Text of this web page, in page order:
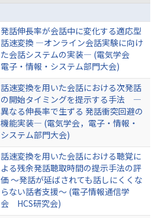
発話伸長率が会話中に変化する適応型
話速変換 ―オンライン会話実験に向け
た会話システムの実装― (電気学会
電子・情報・システム部門大会)
話速変換を用いた会話における次発話
の開始タイミングを提示する手法 ―
異なる伸長率で生ずる 発話衝突回避の
機能実装― (電気学会，電子・情報・
システム部門大会)
話速変換を用いた会話における聴覚に
よる残余発話聴取時間の提示手法の評
価 ～発話が延ばされても話しにくくな
らない話者支援～ (電子情報通信学
会 HCS研究会)